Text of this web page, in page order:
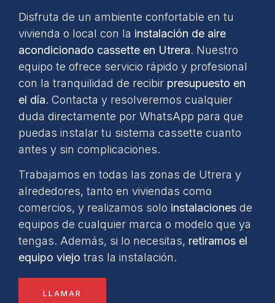
Disfruta de un ambiente confortable en tu
vivienda o local con la instalación de aire
acondicionado cassette en Utrera. Nuestro
equipo te ofrece servicio rápido y profesional
con la tranquilidad de recibir presupuesto en
el día. Contacta y resolveremos cualquier
duda directamente por WhatsApp para que
puedas instalar tu sistema cassette cuanto
antes y sin complicaciones.
Trabajamos en todas las zonas de Utrera y
alrededores, tanto en viviendas como
comercios, y realizamos solo instalaciones de
equipos de cualquier marca o modelo que ya
tengas. Además, si lo necesitas, retiramos el
equipo viejo tras la instalación.
LLAMAR